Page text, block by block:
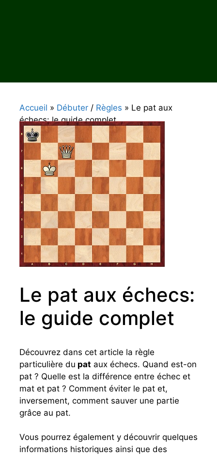
Accueil » Débuter / Règles » Le pat aux
échecs: le guide complet
Le pat aux échecs:
le guide complet
Découvrez dans cet article la règle
particulière du pat aux échecs. Quand est-on
pat ? Quelle est la différence entre échec et
mat et pat ? Comment éviter le pat et,
inversement, comment sauver une partie
grâce au pat.
Vous pourrez également y découvrir quelques
informations historiques ainsi que des